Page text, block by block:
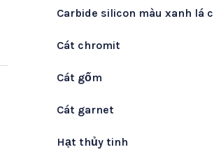
Carbide silicon màu xanh lá
Cát chromit
Cát gốm
Cát garnet
Hạt thủy tinh